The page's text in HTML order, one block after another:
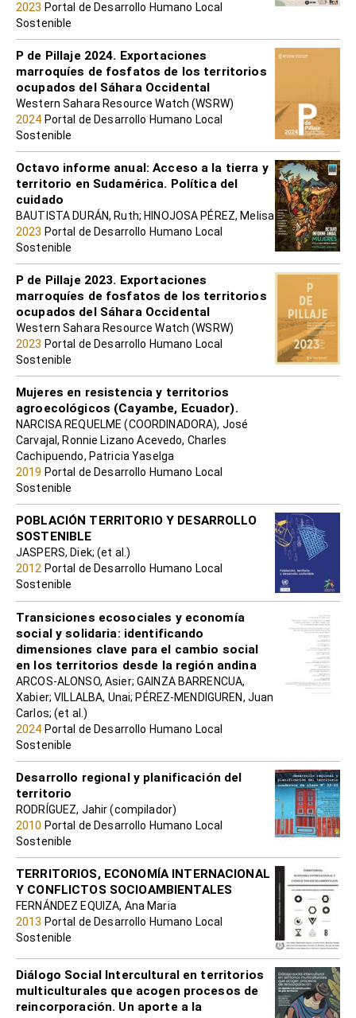
2023 Portal de Desarrollo Humano Local
Sostenible
P de Pillaje 2024. Exportaciones
marroquíes de fosfatos de los territorios
ocupados del Sáhara Occidental
Western Sahara Resource Watch (WSRW)
2024 Portal de Desarrollo Humano Local
Sostenible
Octavo informe anual: Acceso a la tierra y
territorio en Sudamérica. Política del
cuidado
BAUTISTA DURÁN, Ruth; HINOJOSA PÉREZ, Melisa
2023 Portal de Desarrollo Humano Local
Sostenible
P de Pillaje 2023. Exportaciones
marroquíes de fosfatos de los territorios
ocupados del Sáhara Occidental
Western Sahara Resource Watch (WSRW)
2023 Portal de Desarrollo Humano Local
Sostenible
Mujeres en resistencia y territorios
agroecológicos (Cayambe, Ecuador).
NARCISA REQUELME (COORDINADORA), José
Carvajal, Ronnie Lizano Acevedo, Charles
Cachipuendo, Patricia Yaselga
2019 Portal de Desarrollo Humano Local
Sostenible
POBLACIÓN TERRITORIO Y DESARROLLO
SOSTENIBLE
JASPERS, Diek; (et al.)
2012 Portal de Desarrollo Humano Local
Sostenible
Transiciones ecosociales y economía
social y solidaria: identificando
dimensiones clave para el cambio social
en los territorios desde la región andina
ARCOS-ALONSO, Asier; GAINZA BARRENCUA,
Xabier; VILLALBA, Unai; PÉREZ-MENDIGUREN, Juan
Carlos; (et al.)
2024 Portal de Desarrollo Humano Local
Sostenible
Desarrollo regional y planificación del
territorio
RODRÍGUEZ, Jahir (compilador)
2010 Portal de Desarrollo Humano Local
Sostenible
TERRITORIOS, ECONOMÍA INTERNACIONAL
Y CONFLICTOS SOCIOAMBIENTALES
FERNÁNDEZ EQUIZA, Ana Maria
2013 Portal de Desarrollo Humano Local
Sostenible
Diálogo Social Intercultural en territorios
multiculturales que acogen procesos de
reincorporación. Un aporte a la